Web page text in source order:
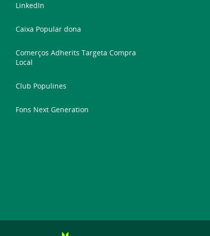
LinkedIn
Caixa Popular dona
Comerços Adherits Targeta Compra
Local
Club Populines
Fons Next Generation